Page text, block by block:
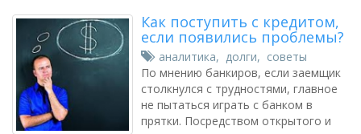
Как поступить с кредитом,
если появились проблемы?
аналитика, долги, советы
По мнению банкиров, если заемщик
столкнулся с трудностями, главное
не пытаться играть с банком в
прятки. Посредством открытого и